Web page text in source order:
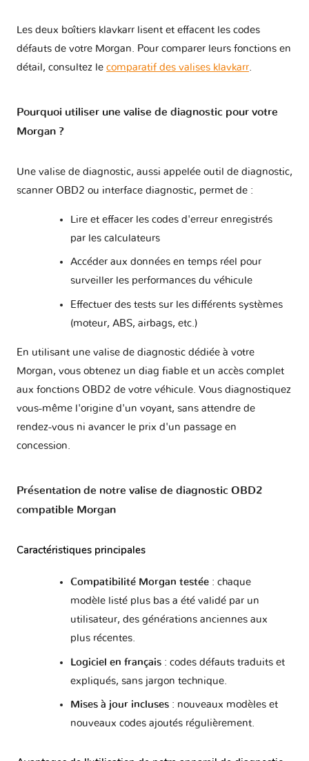
MG MVM Mahindra Maserati
Mazda McLaren Mercedes Mercury
Microcar Mini Mitsubishi Nissan
Opel Perodua
Polestar Pontiac Porsche Proton
Royce
Rover
Saab Samsung Saturn Scion
Seat Secma Skoda Smart
Tagaz Tata Tesla Toyota
UAZ
Les deux boîtiers klavkarr lisent et effacent les codes
défauts de votre Morgan. Pour comparer leurs fonctions en
détail, consultez le comparatif des valises klavkarr.
Pourquoi utiliser une valise de diagnostic pour votre
Morgan ?
Une valise de diagnostic, aussi appelée outil de diagnostic,
scanner OBD2 ou interface diagnostic, permet de :
Lire et effacer les codes d'erreur enregistrés
par les calculateurs
Accéder aux données en temps réel pour
surveiller les performances du véhicule
Effectuer des tests sur les différents systèmes
(moteur, ABS, airbags, etc.)
En utilisant une valise de diagnostic dédiée à votre
Morgan, vous obtenez un diag fiable et un accès complet
aux fonctions OBD2 de votre véhicule. Vous diagnostiquez
vous-même l'origine d'un voyant, sans attendre de
rendez-vous ni avancer le prix d'un passage en
concession.
Présentation de notre valise de diagnostic OBD2
compatible Morgan
Caractéristiques principales
Compatibilité Morgan testée: chaque
modèle listé plus bas a été validé par un
utilisateur, des générations anciennes aux
plus récentes.
Logiciel en français: codes défauts traduits et
expliqués, sans jargon technique.
Mises à jour incluses: nouveaux modèles et
nouveaux codes ajoutés régulièrement.